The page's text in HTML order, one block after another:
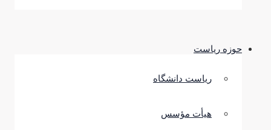
حوزه ریاست
ریاست دانشگاه
هیأت مؤسس